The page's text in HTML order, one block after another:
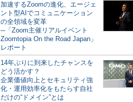
加速するZoomの進化、エージェ
ント型AIでコミュニケーション
の全領域を変革
─「Zoom主催リアルイベント
Zoomtopia On the Road Japan」
レポート
14年ぶりに到来したチャンスを
どう活かす？
企業価値向上とセキュリティ強
化・運用効率化をもたらす自社
だけの“ドメイン”とは